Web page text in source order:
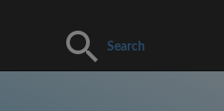
Search